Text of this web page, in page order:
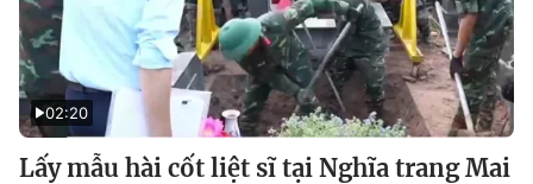
02:20
Lấy mẫu hài cốt liệt sĩ tại Nghĩa trang Mai